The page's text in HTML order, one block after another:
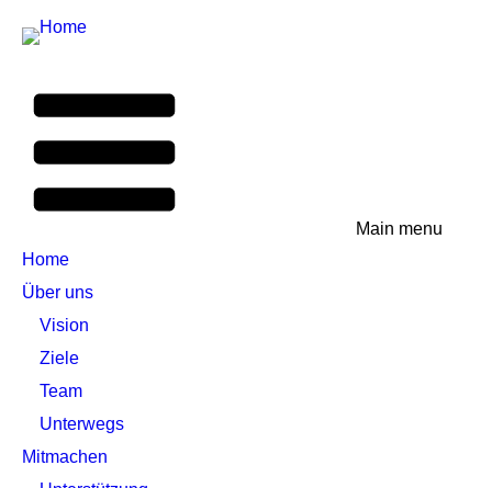
Main menu
Home
Über uns
Vision
Ziele
Team
Unterwegs
Mitmachen